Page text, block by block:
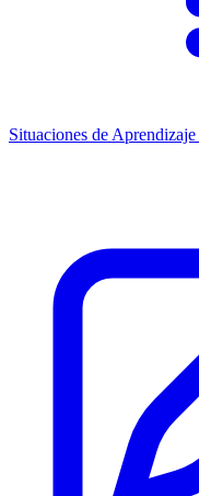
Situaciones de Aprendizaje